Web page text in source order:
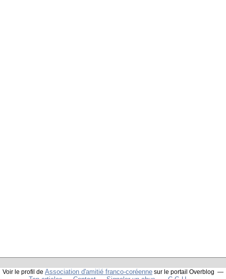
Voir le profil de Association d'amitié franco-coréenne sur le portail Overblog